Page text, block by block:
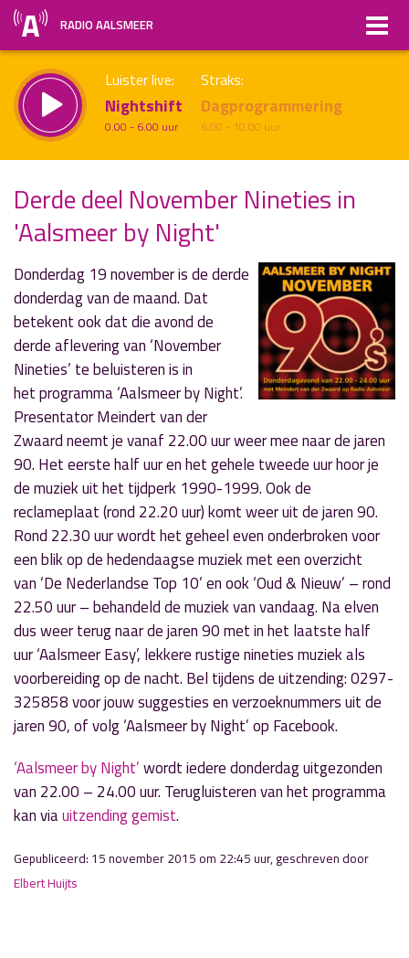
RADIO AALSMEER
Luister live:
Nightshift
0.00 - 6.00 uur
Straks:
Dagprogrammering
6.00 - 10.00 uur
Vorig uur uur 1 van x
Derde deel November Nineties in
'Aalsmeer by Night'
Donderdag 19 november is de derde
donderdag van de maand. Dat
betekent ook dat die avond de
derde aflevering van ‘November
Nineties’ te beluisteren is in
het programma ‘Aalsmeer by Night’.
Presentator Meindert van der
Zwaard neemt je vanaf 22.00 uur weer mee naar de jaren
90. Het eerste half uur en het gehele tweede uur hoor je
de muziek uit het tijdperk 1990-1999. Ook de
reclameplaat (rond 22.20 uur) komt weer uit de jaren 90.
Rond 22.30 uur wordt het geheel even onderbroken voor
een blik op de hedendaagse muziek met een overzicht
van ‘De Nederlandse Top 10’ en ook ‘Oud & Nieuw’ – rond
22.50 uur – behandeld de muziek van vandaag. Na elven
dus weer terug naar de jaren 90 met in het laatste half
uur ‘Aalsmeer Easy’, lekkere rustige nineties muziek als
voorbereiding op de nacht. Bel tijdens de uitzending: 0297-
325858 voor jouw suggesties en verzoeknummers uit de
jaren 90, of volg ‘Aalsmeer by Night’ op Facebook.
‘Aalsmeer by Night’wordt iedere donderdag uitgezonden
van 22.00 – 24.00 uur. Terugluisteren van het programma
kan viauitzending gemist.
Gepubliceerd: 15 november 2015 om 22:45 uur, geschreven door
Elbert Huijts